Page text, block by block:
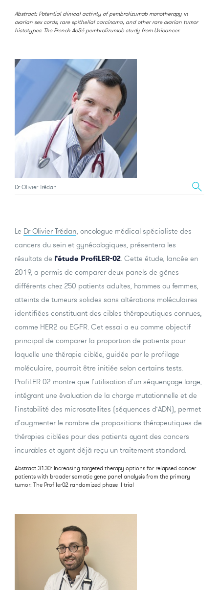
Abstract: Potential clinical activity of pembrolizumab monotherapy in
ovarian sex cords, rare epithelial carcinoma, and other rare ovarian tumor
histotypes: The French AcSé pembrolizumab study from Unicancer.
Dr Olivier Trédan
Le Dr Olivier Trédan , oncologue médical spécialiste des
cancers du sein et gynécologiques, présentera les
résultats de l’étude ProfiLER-02 . Cette étude, lancée en
2019, a permis de comparer deux panels de gènes
différents chez 250 patients adultes, hommes ou femmes,
atteints de tumeurs solides sans altérations moléculaires
identifiées constituant des cibles thérapeutiques connues,
comme HER2 ou EGFR. Cet essai a eu comme objectif
principal de comparer la proportion de patients pour
laquelle une thérapie ciblée, guidée par le profilage
moléculaire, pourrait être initiée selon certains tests.
ProfiLER-02 montre que l’utilisation d’un séquençage large,
intégrant une évaluation de la charge mutationnelle et de
l'instabilité des microsatellites (séquences d’ADN), permet
d’augmenter le nombre de propositions thérapeutiques de
thérapies ciblées pour des patients ayant des cancers
incurables et ayant déjà reçu un traitement standard.
Abstract 3130: Increasing targeted therapy options for relapsed cancer
patients with broader somatic gene panel analysis from the primary
tumor: The Profiler02 randomized phase II trial